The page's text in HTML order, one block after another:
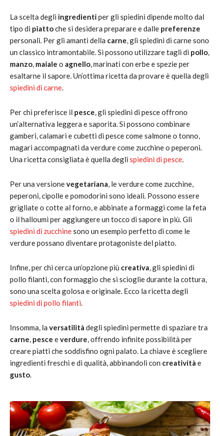
La scelta degli ingredientiper gli spiedini dipende molto dal
tipo di piattoche si desidera preparare e dalle preferenze
personali. Per gli amanti della carne, gli spiedini di carne sono
un classico intramontabile. Si possono utilizzare tagli di pollo,
manzo, maiale o agnello, marinati con erbe e spezie per
esaltarne il sapore. Un’ottima ricetta da provare è quella degli
spiedini di carne.
Per chi preferisce il pesce, gli spiedini di pesce offrono
un’alternativa leggera e saporita. Si possono combinare
gamberi, calamari e cubetti di pesce come salmone o tonno,
magari accompagnati da verdure come zucchine o peperoni.
Una ricetta consigliata è quella degli spiedini di pesce.
Per una versionevegetariana, le verdure come zucchine,
peperoni, cipolle e pomodorini sono ideali. Possono essere
grigliate o cotte al forno, e abbinate a formaggi come la feta
o il halloumi per aggiungere un tocco di sapore in più. Gli
spiedini di zucchinesono un esempio perfetto di come le
verdure possano diventare protagoniste del piatto.
Infine, per chi cerca un’opzione più creativa, gli spiedini di
pollo filanti, con formaggio che si scioglie durante la cottura,
sono una scelta golosa e originale. Ecco la ricetta degli
spiedini di pollo filanti.
Insomma, la versatilità degli spiedini permette di spaziare tra
carne, pesce everdure, offrendo infinite possibilità per
creare piatti che soddisfino ogni palato. La chiave è scegliere
ingredienti freschi e di qualità, abbinandoli con creatività e
gusto.